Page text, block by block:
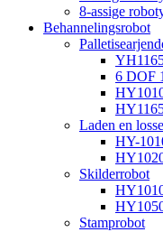
8-assige
Behannelingsrobot
6 DOF
Laden en
HY-
Skilderrobot
Stamprobot